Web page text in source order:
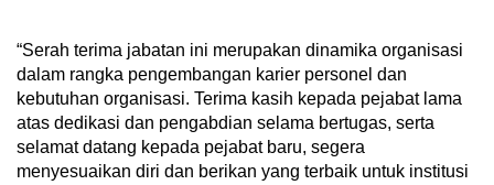
“Serah terima jabatan ini merupakan dinamika organisasi
dalam rangka pengembangan karier personel dan
kebutuhan organisasi. Terima kasih kepada pejabat lama
atas dedikasi dan pengabdian selama bertugas, serta
selamat datang kepada pejabat baru, segera
menyesuaikan diri dan berikan yang terbaik untuk institusi